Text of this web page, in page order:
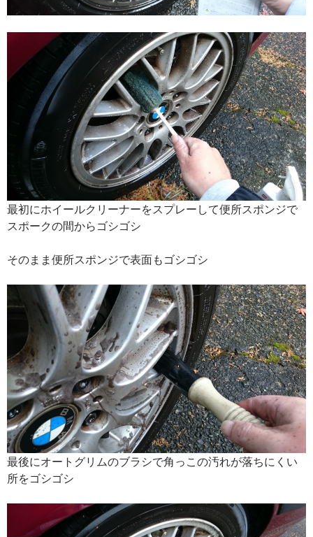
最初にホイールクリーナーをスプレーして便所スポンジで
スポークの間からゴシゴシ
そのまま便所スポンジで表面もゴシゴシ
最後にオートグリムのブラシで角っこの汚れが落ちにくい
所をゴシゴシ